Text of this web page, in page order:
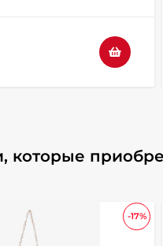
которые
-17%